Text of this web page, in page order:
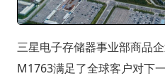
三星电子存储器事业部商品
M1763满足了全球客户对下